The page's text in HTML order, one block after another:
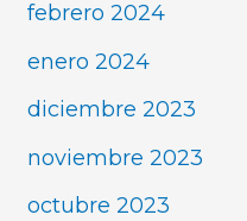
febrero 2024
enero 2024
diciembre 2023
noviembre 2023
octubre 2023